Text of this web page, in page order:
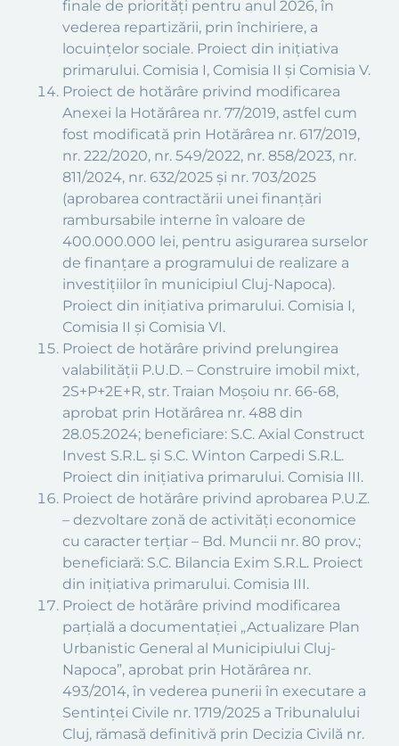
finale de priorități pentru anul 2026, în
vederea repartizării, prin închiriere, a
locuințelor sociale. Proiect din inițiativa
primarului. Comisia I, Comisia II și Comisia V.
Proiect de hotărâre privind modificarea
Anexei la Hotărârea nr. 77/2019, astfel cum
fost modificată prin Hotărârea nr. 617/2019,
nr. 222/2020, nr. 549/2022, nr. 858/2023, nr.
811/2024, nr. 632/2025 și nr. 703/2025
(aprobarea contractării unei finanțări
rambursabile interne în valoare de
400.000.000 lei, pentru asigurarea surselor
de finanțare a programului de realizare a
investițiilor în municipiul Cluj-Napoca).
Proiect din inițiativa primarului. Comisia I,
Comisia II și Comisia VI.
Proiect de hotărâre privind prelungirea
valabilității P.U.D. – Construire imobil mixt,
2S+P+2E+R, str. Traian Moșoiu nr. 66-68,
aprobat prin Hotărârea nr. 488 din
28.05.2024; beneficiare: S.C. Axial Construct
Invest S.R.L. și S.C. Winton Carpedi S.R.L.
Proiect din inițiativa primarului. Comisia III.
Proiect de hotărâre privind aprobarea P.U.Z.
– dezvoltare zonă de activități economice
cu caracter terțiar – Bd. Muncii nr. 80 prov.;
beneficiară: S.C. Bilancia Exim S.R.L. Proiect
din inițiativa primarului. Comisia III.
Proiect de hotărâre privind modificarea
parțială a documentației „Actualizare Plan
Urbanistic General al Municipiului Cluj-
Napoca”, aprobat prin Hotărârea nr.
493/2014, în vederea punerii în executare a
Sentinței Civile nr. 1719/2025 a Tribunalului
Cluj, rămasă definitivă prin Decizia Civilă nr.